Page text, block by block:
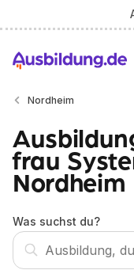
Nordheim
frau
Nordheim
Was suchst du?